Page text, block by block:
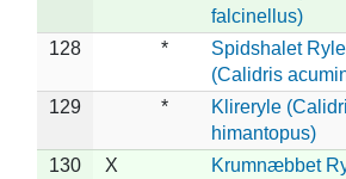
falcinellus)
128 *
Spidshalet Ryle
(Calidris
129 *
Klireryle
himantopus)
130 X
Krumnæbbet